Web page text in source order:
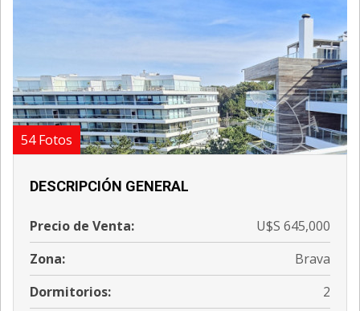
54 Fotos
DESCRIPCIÓN GENERAL
Precio de Venta:
U$S 645,000
Zona:
Brava
Dormitorios:
2